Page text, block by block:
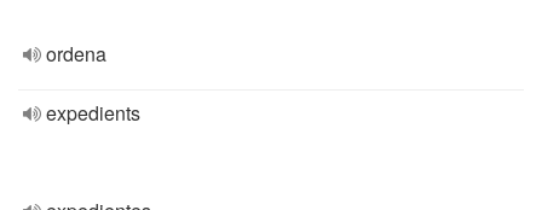
ordena
expedients